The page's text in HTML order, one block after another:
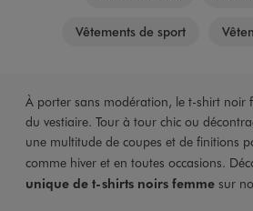
Vêtements de sport
À porter sans modération, le t-shirt noir
du vestiaire. Tour à tour chic ou
une multitude de coupes et de finitions
comme hiver et en toutes occasions.
unique de t-shirts noirs femmesur